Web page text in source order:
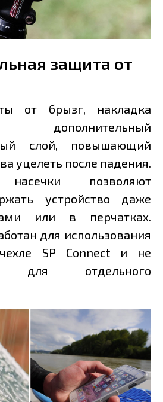
защита от
от брызг, накладка
дополнительный
слой, повышающий
уцелеть после падения.
насечки позволяют
устройство даже
или в перчатках.
для использования
SP Connect и не
для отдельного